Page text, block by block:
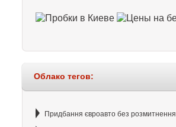
Облако тегов:
Придбання євроавто без розмитнення